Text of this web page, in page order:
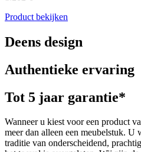
Product bekijken
Deens design
Authentieke ervaring
Tot 5 jaar garantie*
Wanneer u kiest voor een product
meer dan alleen een meubelstuk. U
traditie van onderscheidend,